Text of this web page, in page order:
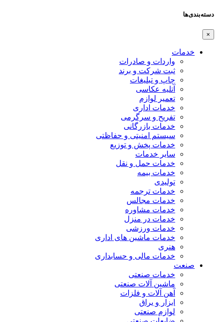
دسته‌بندی‌ها
×
خدمات
واردات و صادرات
ثبت شرکت و برند
چاپ و تبلیغات
آتلیه عکاسی
تعمیر لوازم
خدمات اداری
تفریح و سرگرمی
خدمات بازرگانی
سیستم امنیتی و حفاظتی
خدمات پخش و توزیع
سایر خدمات
خدمات حمل و نقل
خدمات بیمه
تولیدی
خدمات ترجمه
خدمات مجالس
خدمات مشاوره
خدمات در منزل
خدمات ورزشی
خدمات ماشین های اداری
هنری
خدمات مالی و حسابداری
صنعت
خدمات صنعتی
ماشین آلات صنعتی
آهن آلات و فلزات
ابزار و یراق
لوازم صنعتی